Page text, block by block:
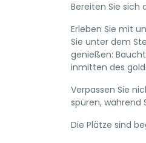
Bereiten Sie sich
Erleben Sie mit
Sie unter dem
genießen:
inmitten des
Verpassen Sie
spüren, während
Die Plätze sind